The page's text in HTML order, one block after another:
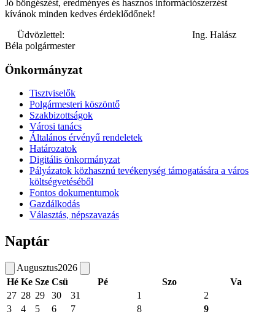
Jó böngészést, eredményes és hasznos információszerzést
kívánok minden kedves érdeklődőnek!
Üdvözlettel: Ing. Halász
Béla polgármester
Önkormányzat
Tisztviselők
Polgármesteri köszöntő
Szakbizottságok
Városi tanács
Általános érvényű rendeletek
Határozatok
Digitális önkormányzat
Pályázatok közhasznú tevékenység támogatására a város
költségvetéséből
Fontos dokumentumok
Gazdálkodás
Választás, népszavazás
Naptár
Augusztus2026
Hé Ke Sze Csü Pé Szo
Va
27 28 29 30 31 1
2
3
4 5 6 7 8 9